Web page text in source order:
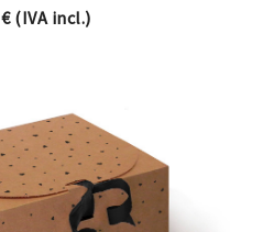
€(IVA incl.)